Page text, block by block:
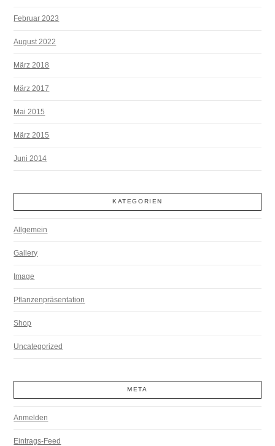
Februar 2023
August 2022
März 2018
März 2017
Mai 2015
März 2015
Juni 2014
KATEGORIEN
Allgemein
Gallery
Image
Pflanzenpräsentation
Shop
Uncategorized
META
Anmelden
Eintrags-Feed